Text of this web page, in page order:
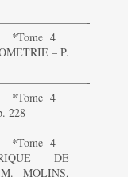
*Tome 4
– P.
*Tome 4
228
*Tome 4
DE
MOLINS,